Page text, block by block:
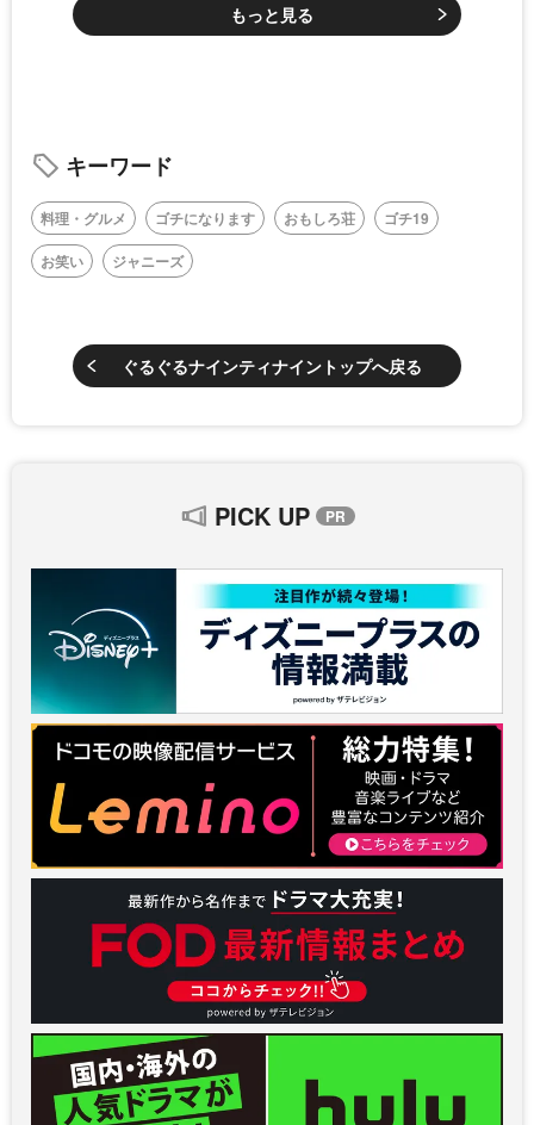
もっと見る
キーワード
料理・グルメ ゴチになります おもしろ荘
ゴチ19
お笑い
ジャニーズ
ぐるぐるナインティナイントップへ戻る
PICK UP